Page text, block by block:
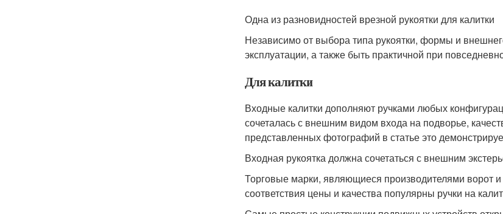
Одна из разновидностей врезной рукоятки для калитки
Независимо от выбора типа рукоятки, формы и
эксплуатации, а также быть практичной при
Для калитки
Входные калитки дополняют ручками любых
сочеталась с внешним видом входа на подворье,
представленных фотографий в статье это
Входная рукоятка должна сочетаться с внешним
Торговые марки, являющиеся производителями ворот
соответствия цены и качества популярны ручки на